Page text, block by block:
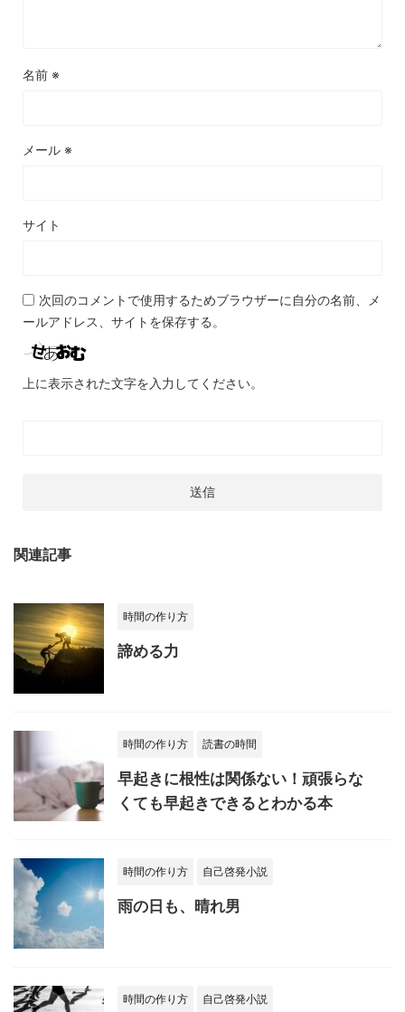
名前 ※
メール ※
サイト
次回のコメントで使用するためブラウザーに自分の名前、メ
ールアドレス、サイトを保存する。
上に表示された文字を入力してください。
関連記事
時間の作り方
諦める力
時間の作り方 読書の時間
早起きに根性は関係ない！頑張らな
くても早起きできるとわかる本
時間の作り方 自己啓発小説
雨の日も、晴れ男
時間の作り方 自己啓発小説